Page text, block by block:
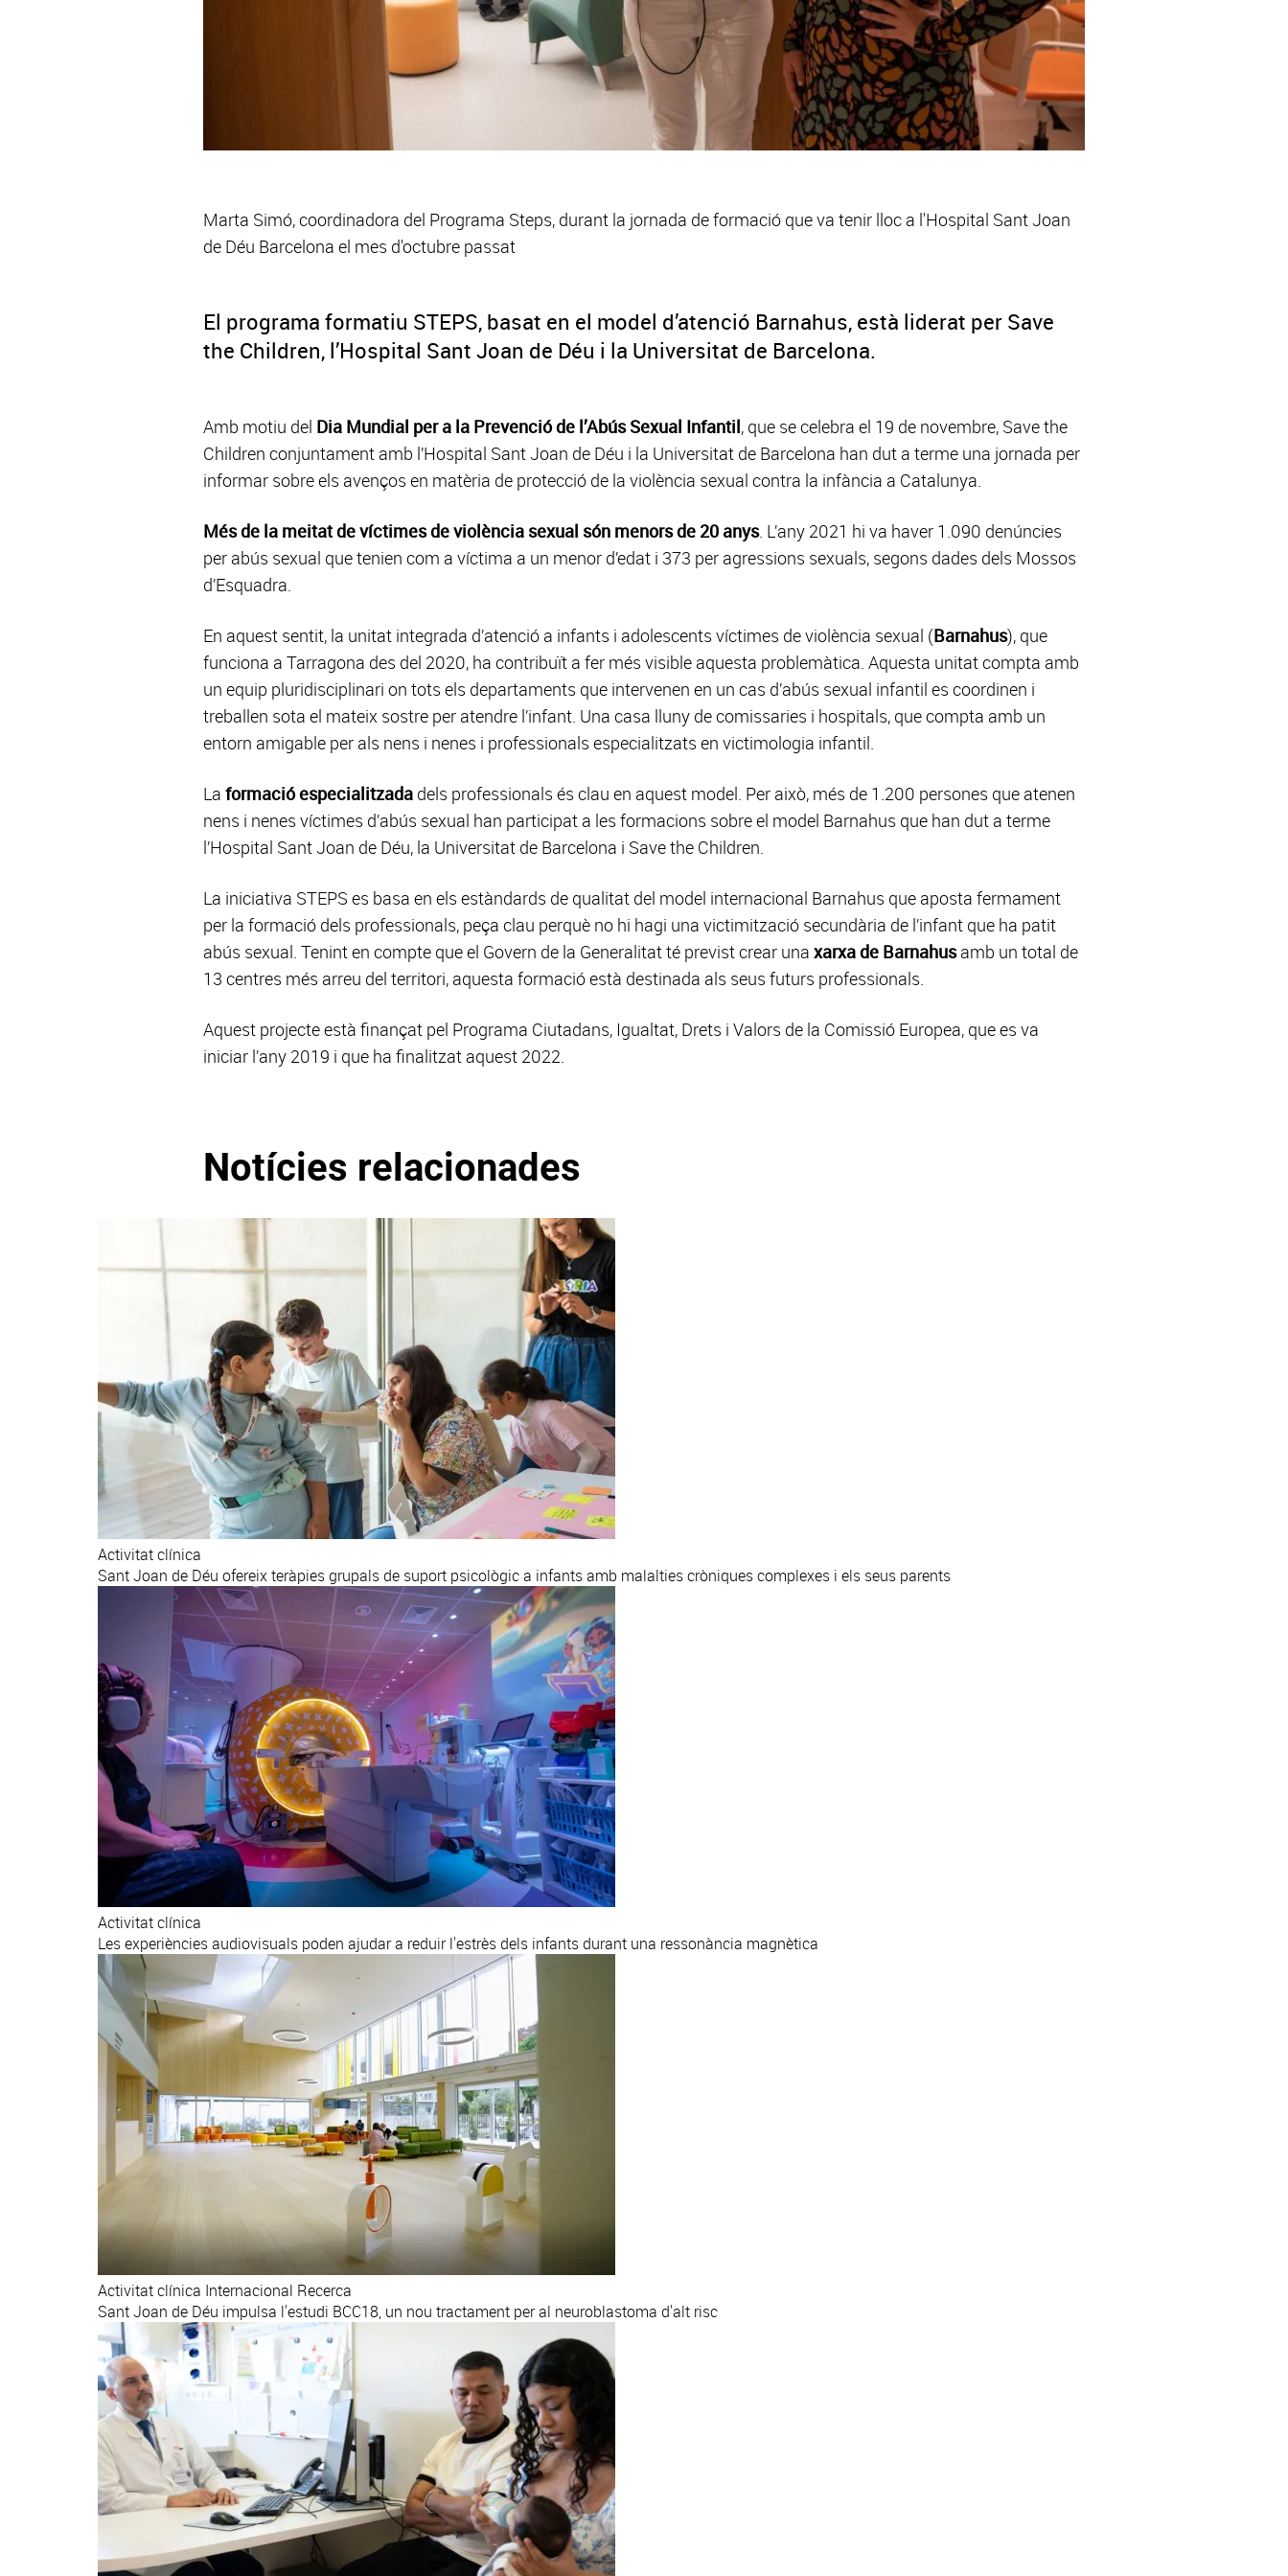
Marta Simó, coordinadora del Programa Steps, durant la jornada de formació que va tenir lloc a l'Hospital Sant Joan
de Déu Barcelona el mes d'octubre passat
El programa formatiu STEPS, basat en el model d’atenció Barnahus, està liderat per Save
the Children, l’Hospital Sant Joan de Déu i la Universitat de Barcelona.
Amb motiu del Dia Mundial per a la Prevenció de l’Abús Sexual Infantil, que se celebra el 19 de novembre, Save the
Children conjuntament amb l’Hospital Sant Joan de Déu i la Universitat de Barcelona han dut a terme una jornada per
informar sobre els avenços en matèria de protecció de la violència sexual contra la infància a Catalunya.
Més de la meitat de víctimes de violència sexual són menors de 20 anys. L’any 2021 hi va haver 1.090 denúncies
per abús sexual que tenien com a víctima a un menor d’edat i 373 per agressions sexuals, segons dades dels Mossos
d’Esquadra.
En aquest sentit, la unitat integrada d’atenció a infants i adolescents víctimes de violència sexual (Barnahus), que
funciona a Tarragona des del 2020, ha contribuït a fer més visible aquesta problemàtica. Aquesta unitat compta amb
un equip pluridisciplinari on tots els departaments que intervenen en un cas d’abús sexual infantil es coordinen i
treballen sota el mateix sostre per atendre l’infant. Una casa lluny de comissaries i hospitals, que compta amb un
entorn amigable per als nens i nenes i professionals especialitzats en victimologia infantil.
La formació especialitzada dels professionals és clau en aquest model. Per això, més de 1.200 persones que atenen
nens i nenes víctimes d’abús sexual han participat a les formacions sobre el model Barnahus que han dut a terme
l’Hospital Sant Joan de Déu, la Universitat de Barcelona i Save the Children.
La iniciativa STEPS es basa en els estàndards de qualitat del model internacional Barnahus que aposta fermament
per la formació dels professionals, peça clau perquè no hi hagi una victimització secundària de l’infant que ha patit
abús sexual. Tenint en compte que el Govern de la Generalitat té previst crear una xarxa de Barnahusamb un total de
13 centres més arreu del territori, aquesta formació està destinada als seus futurs professionals.
Aquest projecte està finançat pel Programa Ciutadans, Igualtat, Drets i Valors de la Comissió Europea, que es va
iniciar l’any 2019 i que ha finalitzat aquest 2022.
Notícies relacionades
Activitat clínica
Sant Joan de Déu ofereix teràpies grupals de suport psicològic a infants amb malalties cròniques complexes i els seus parents
Activitat clínica
Les experiències audiovisuals poden ajudar a reduir l'estrès dels infants durant una ressonància magnètica
Activitat clínica Internacional Recerca
Sant Joan de Déu impulsa l'estudi BCC18, un nou tractament per al neuroblastoma d'alt risc